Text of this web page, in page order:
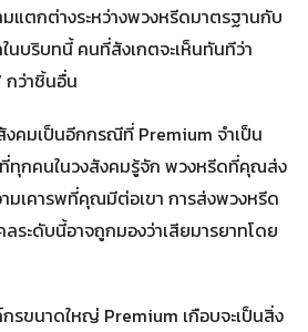
แตกต่างระหว่างพวงหรีดมาตรฐานกับ
นบริบทนี้ คนที่สังเกตจะเห็นทันทีว่า
กว่าชิ้นอื่น
คมเป็นอีกกรณีที่ Premium จำเป็น
ทุกคนในวงสังคมรู้จัก พวงหรีดที่คุณส่ง
มเคารพที่คุณมีต่อเขา การส่งพวงหรีด
ระดับนี้อาจถูกมองว่าเสียมารยาทโดย
รขนาดใหญ่ Premium เกือบจะเป็นสิ่ง